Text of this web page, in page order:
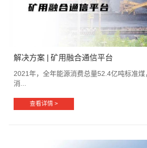
解决方案 | 矿用融合通信平台
2021年，全年能源消费总量52.4亿吨标准
消...
查看详情 >